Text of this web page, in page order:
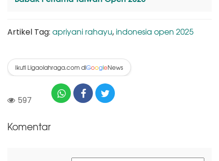
Artikel Tag: apriyani rahayu, indonesia open 2025
Ikuti Ligaolahraga.com diGoogleNews
597
Komentar